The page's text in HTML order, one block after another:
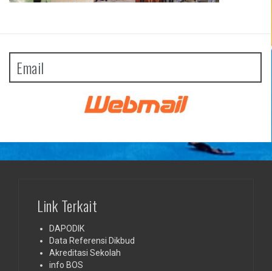
Email
Link Terkait
DAPODIK
Data Referensi Dikbud
Akreditasi Sekolah
info BOS